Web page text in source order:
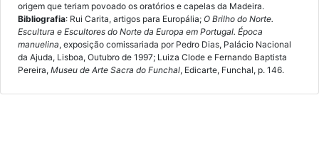
origem que teriam povoado os oratórios e capelas da Madeira.
Bibliografia: Rui Carita, artigos para Europália; O Brilho do Norte.
Escultura e Escultores do Norte da Europa em Portugal. Época
manuelina, exposição comissariada por Pedro Dias, Palácio Nacional
da Ajuda, Lisboa, Outubro de 1997; Luiza Clode e Fernando Baptista
Pereira, Museu de Arte Sacra do Funchal, Edicarte, Funchal, p. 146.